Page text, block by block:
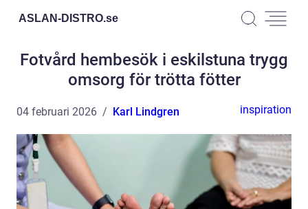
ASLAN-DISTRO.se
Fotvård hembesök i eskilstuna trygg
omsorg för trötta fötter
04 februari 2026 Karl Lindgren inspiration